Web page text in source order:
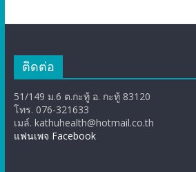
ติดต่อ
51/149 ม.6 ต.กะทู้ อ. กะทู้ 83120
โทร. 076-321633
เมล์. kathuhealth@hotmail.co.th
แฟนเพจ Facebook